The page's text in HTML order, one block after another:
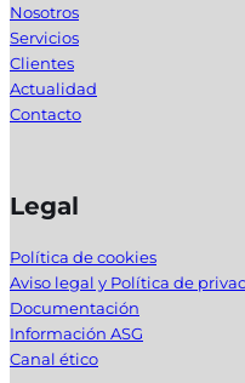
Nosotros
Servicios
Clientes
Actualidad
Contacto
Legal
Política de cookies
Aviso legal y Política de
Documentación
Información ASG
Canal ético